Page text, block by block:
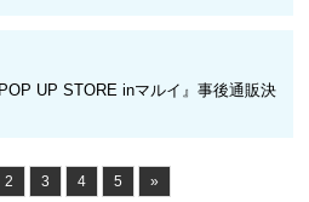
UP STORE inマルイ』事後通販決
2 3 4 5 »